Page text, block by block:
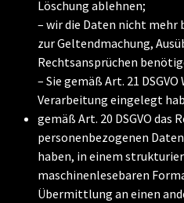
Löschung ablehnen;
– wir die Daten nicht mehr
zur Geltendmachung,
Rechtsansprüchen
– Sie gemäß Art. 21
Verarbeitung eingelegt
gemäß Art. 20 DSGVO das
personenbezogenen
haben, in einem
maschinenlesebaren
Übermittlung an einen